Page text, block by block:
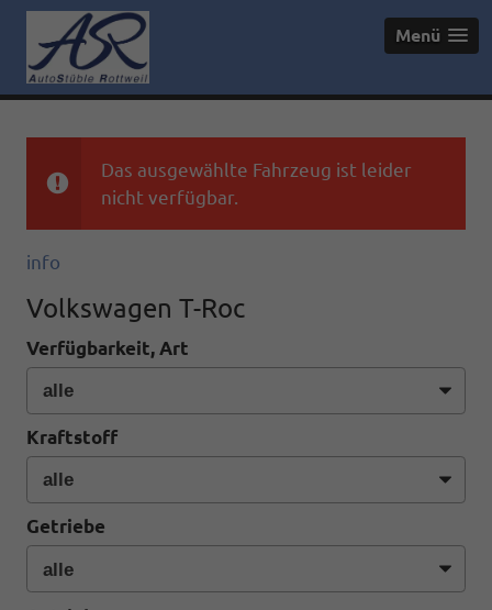
Menü
Das ausgewählte Fahrzeug ist leider
nicht verfügbar.
info
Volkswagen T-Roc
Verfügbarkeit, Art
Kraftstoff
Getriebe